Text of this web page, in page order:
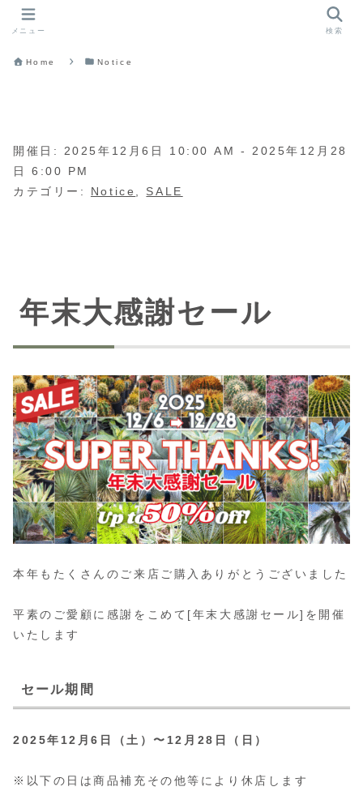
Home Notice
開催日: 2025年12月6日 10:00 AM - 2025年12月28
日 6:00 PM
カテゴリー: Notice , SALE
年末大感謝セール
本年もたくさんのご来店ご購入ありがとうございました
平素のご愛顧に感謝をこめて[年末大感謝セール]を開催
いたします
セール期間
2025年12月6日（土）〜12月28日（日）
※以下の日は商品補充その他等により休店します
メニュー 検索